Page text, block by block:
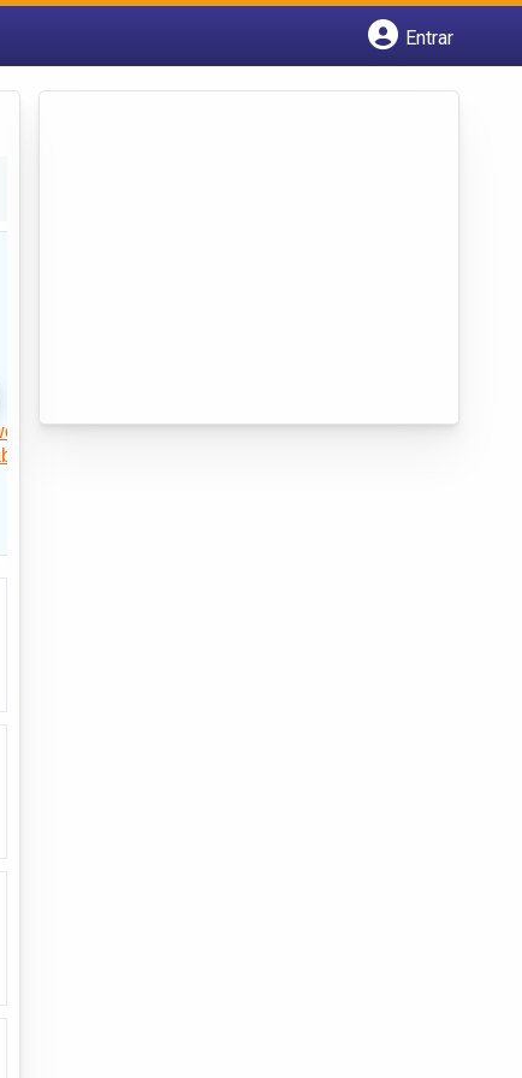
Entrar